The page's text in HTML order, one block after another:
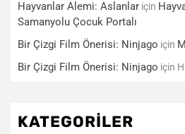
Hayvanlar Alemi: Aslanlar için
Samanyolu Çocuk Portalı
Bir Çizgi Film Önerisi: Ninjago için
Bir Çizgi Film Önerisi: Ninjago için
KATEGORILER